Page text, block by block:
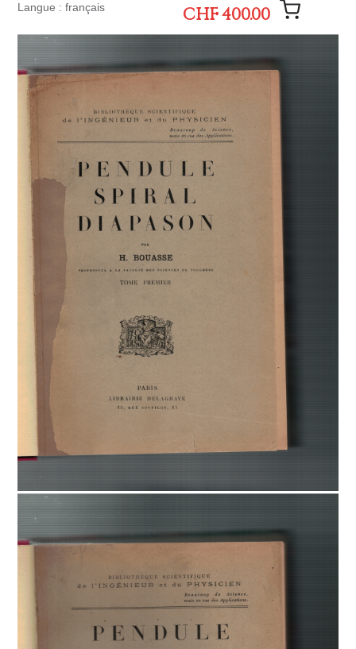
Langue : français CHF 400.00